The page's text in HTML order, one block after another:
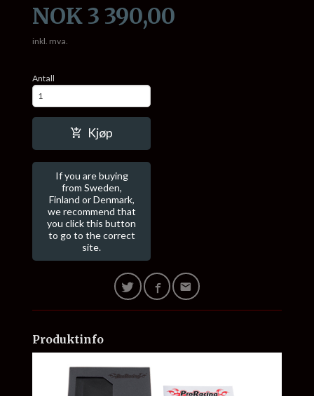
Pris
NOK 3 390,00
inkl. mva.
Antall
Kjøp
If you are buying
from Sweden,
Finland or Denmark,
we recommend that
you click this button
to go to the correct
site.
Produktinfo